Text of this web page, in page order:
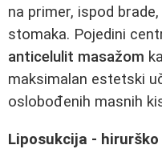
na primer, ispod
stomaka. Pojedini
anticelulit masažom
maksimalan estetski
oslobođenih masnih
Liposukcija -